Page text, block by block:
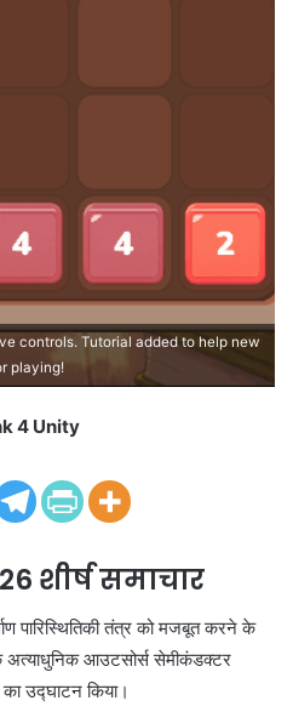
controls. Tutorial added to help new
playing!
4 Unity
शीर्ष समाचार
पारिस्थितिकी तंत्र को मजबूत करने के
अत्याधुनिक आउटसोर्स सेमीकंडक्टर
उद्घाटन किया।